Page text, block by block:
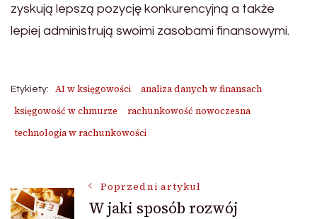
zyskują lepszą pozycję konkurencyjną a także
lepiej administrują swoimi zasobami finansowymi.
Etykiety: AI w księgowości
analiza danych w finansach
księgowość w chmurze
rachunkowość nowoczesna
technologia w rachunkowości
NawigacjaPoprzedni artykuł
W jaki sposób rozwój